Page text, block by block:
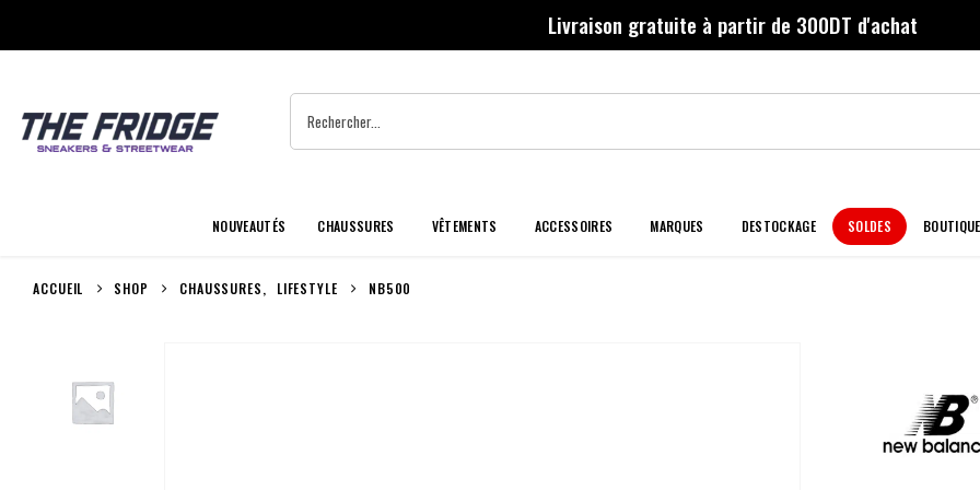
Livraison gratuite à partir de 300DT d'achat
NOUVEAUTÉS CHAUSSURES VÊTEMENTS ACCESSOIRES MARQUES DESTOCKAGE SOLDES
ACCUEIL SHOP CHAUSSURES, LIFESTYLE NB500